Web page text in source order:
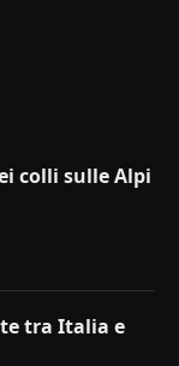
colli sulle Alpi
tra Italia e